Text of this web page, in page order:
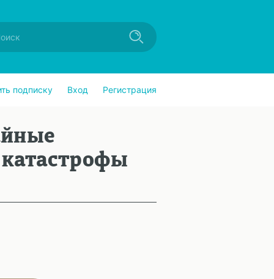
подписку Вход Регистрация